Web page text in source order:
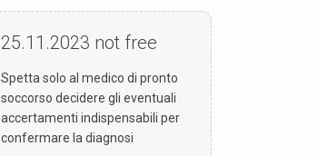
25.11.2023 not free
Spetta solo al medico di pronto
soccorso decidere gli eventuali
accertamenti indispensabili per
confermare la diagnosi